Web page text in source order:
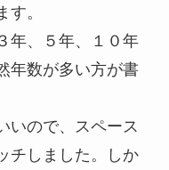
。
年、５年、１０年
年数が多い方が書
いので、スペース
チしました。しか